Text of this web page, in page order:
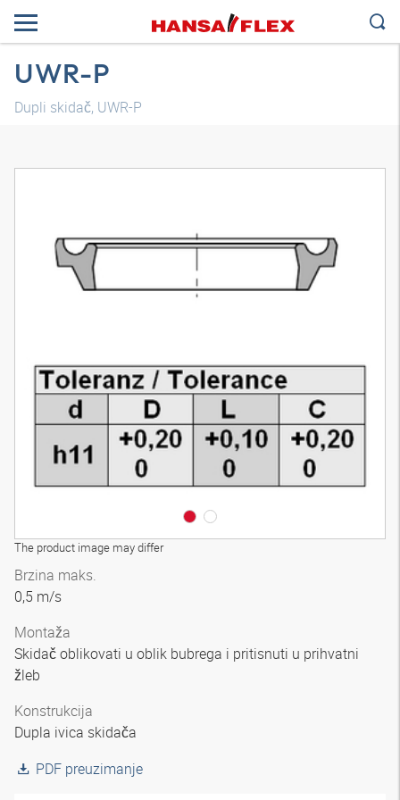
UWR-P
Dupli skidač, UWR-P
The product image may differ
Brzina maks.
0,5 m/s
Montaža
Skidač oblikovati u oblik bubrega i pritisnuti u prihvatni
žleb
Konstrukcija
Dupla ivica skidača
PDF preuzimanje